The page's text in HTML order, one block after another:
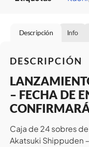
Descripción Info
DESCRIPCIÓN
– FECHA DE
Caja de 24 sobres
Akatsuki Shippuden